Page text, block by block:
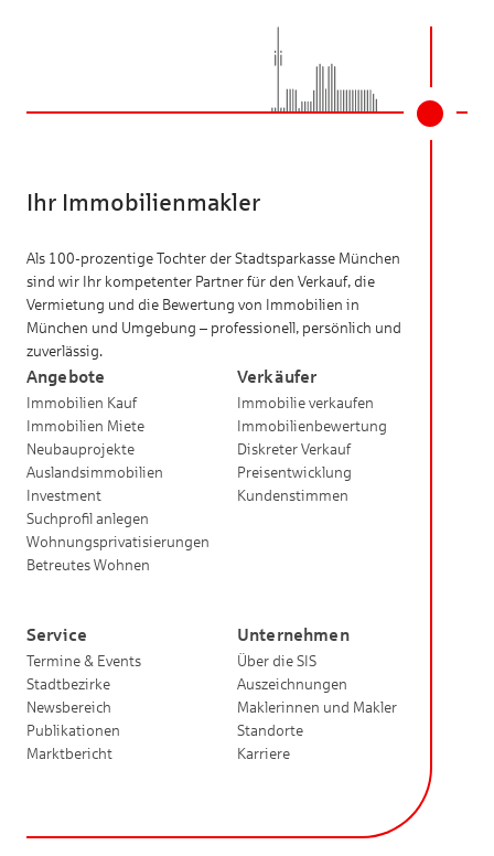
Ihr Immobilienmakler
Als 100-prozentige Tochter der Stadtsparkasse München
sind wir Ihr kompetenter Partner für den Verkauf, die
Vermietung und die Bewertung von Immobilien in
München und Umgebung – professionell, persönlich und
zuverlässig.
Angebote
Immobilien Kauf
Immobilien Miete
Neubauprojekte
Auslandsimmobilien
Investment
Suchprofil anlegen
Wohnungsprivatisierungen
Betreutes Wohnen
Verkäufer
Immobilie verkaufen
Immobilienbewertung
Diskreter Verkauf
Preisentwicklung
Kundenstimmen
Service
Termine & Events
Stadtbezirke
Newsbereich
Publikationen
Marktbericht
Unternehmen
Über die SIS
Auszeichnungen
Maklerinnen und Makler
Standorte
Karriere